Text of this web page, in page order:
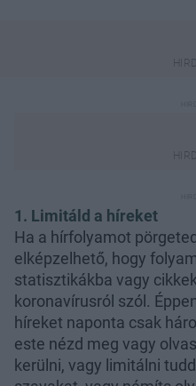
1. Limitáld a híreket
Ha a hírfolyamot
elképzelhető, hogy
statisztikákba vagy
koronavírusról szól.
híreket naponta csak
este nézd meg vagy
kerülni, vagy limitálni